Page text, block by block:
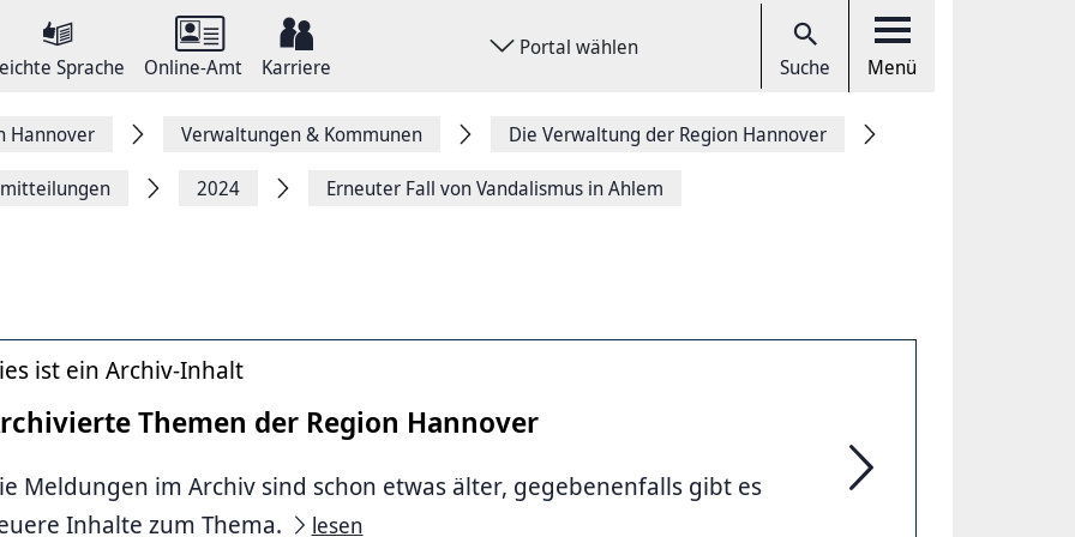
Sprache Online-Amt Karriere
Portal wählen
Suche Menü
Hannover Verwaltungen & Kommunen Die Verwaltung der Region Hannover
2024 Erneuter Fall von Vandalismus in Ahlem
ist ein Archiv-Inhalt
Themen der Region Hannover
Meldungen im Archiv sind schon etwas älter, gegebenenfalls gibt es
Inhalte zum Thema.
lesen